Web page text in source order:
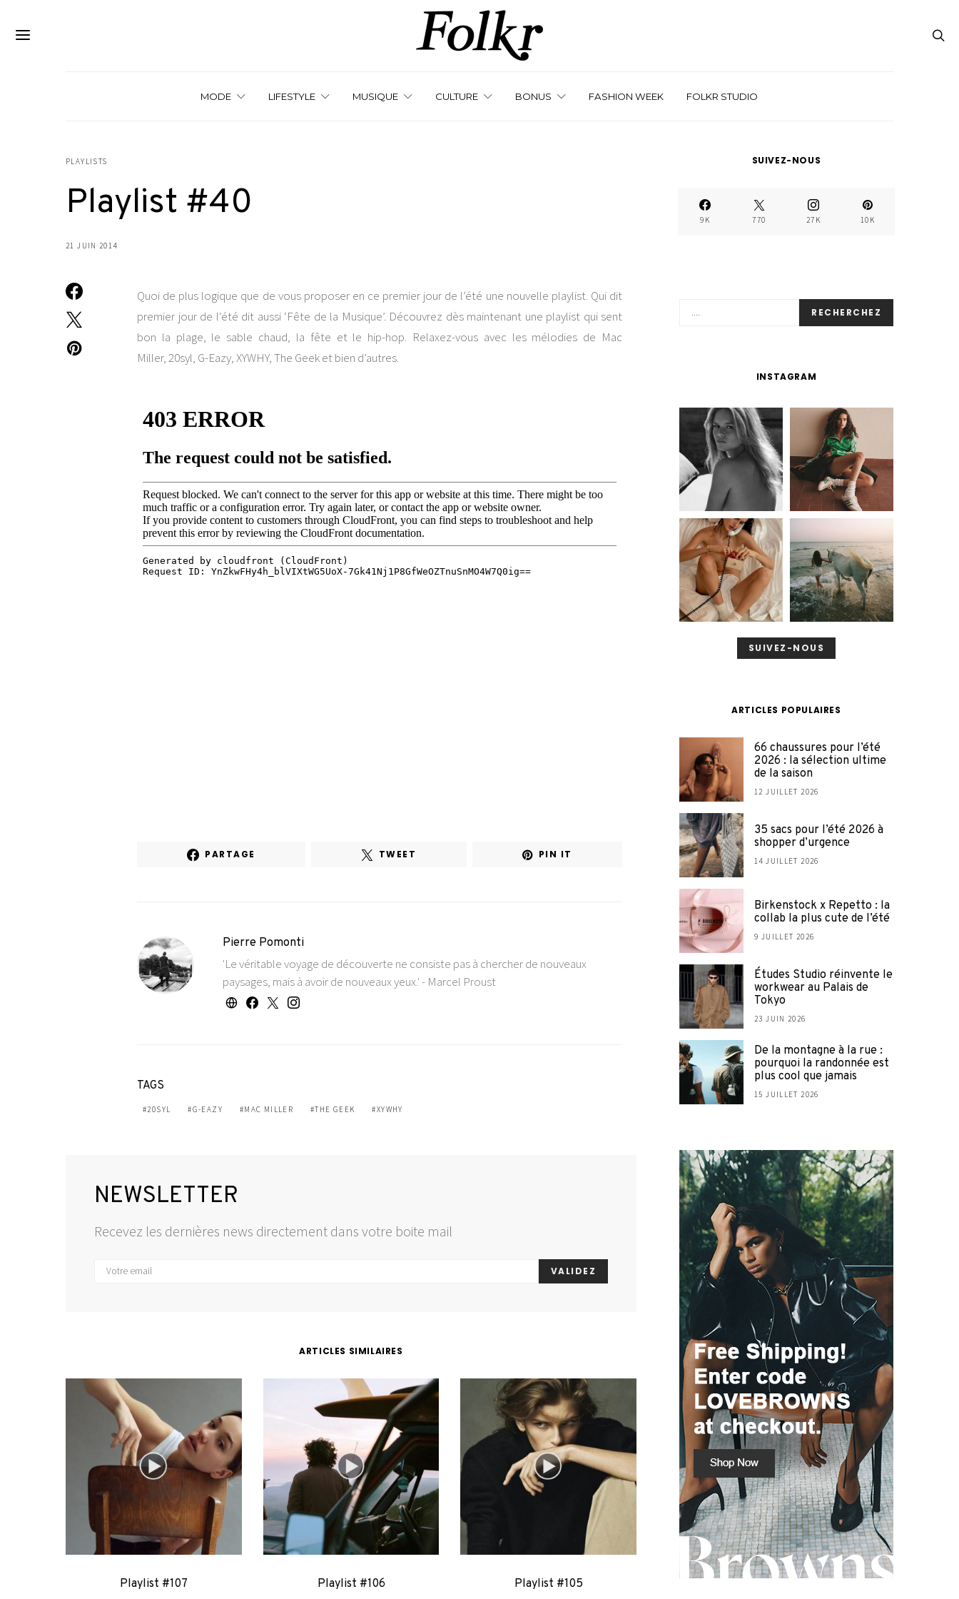
MODE LIFESTYLE MUSIQUE CULTURE BONUS FASHION WEEK FOLKR STUDIO
PLAYLISTS
Playlist #40
21 JUIN 2014
Quoi de plus logique que de vous proposer en ce premier jour de l’été une nouvelle playlist. Qui dit
premier jour de l’été dit aussi ‘Fête de la Musique’. Découvrez dès maintenant une playlist qui sent
bon la plage, le sable chaud, la fête et le hip-hop. Relaxez-vous avec les mélodies de Mac
Miller, 20syl, G-Eazy, XYWHY, The Geek et bien d’autres.
PARTAGE TWEET PIN IT
Pierre Pomonti
'Le véritable voyage de découverte ne consiste pas à chercher de nouveaux
paysages, mais à avoir de nouveaux yeux.' - Marcel Proust
TAGS
20SYL G-EAZY MAC MILLER THE GEEK XYWHY
NEWSLETTER
Recevez les dernières news directement dans votre boite mail
VALIDEZ
ARTICLES SIMILAIRES
Playlist #107 Playlist #106 Playlist #105
SUIVEZ-NOUS
9K 770 27K 10K
RECHERCHEZ
INSTAGRAM
SUIVEZ-NOUS
ARTICLES POPULAIRES
66 chaussures pour l’été
2026 : la sélection ultime
de la saison
12 JUILLET 2026
35 sacs pour l’été 2026 à
shopper d’urgence
14 JUILLET 2026
Birkenstock x Repetto : la
collab la plus cute de l’été
9 JUILLET 2026
Études Studio réinvente le
workwear au Palais de
Tokyo
23 JUIN 2026
De la montagne à la rue :
pourquoi la randonnée est
plus cool que jamais
15 JUILLET 2026